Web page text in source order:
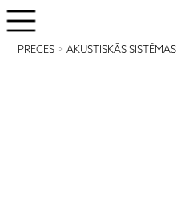
PRECES >AKUSTISKĀS SISTĒMAS